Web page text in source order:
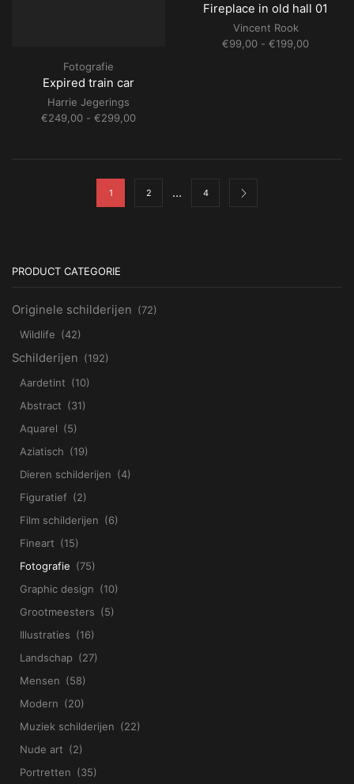
Fotografie
Expired train car
Harrie Jegerings
€249,00 - €299,00Prijsklasse:
Fireplace in old hall 01
Vincent Rook
€99,00 - €199,00
1 2 … 4
PRODUCT CATEGORIE
Originele schilderijen (72)
Wildlife (42)
Schilderijen (192)
Aardetint (10)
Abstract (31)
Aquarel (5)
Aziatisch (19)
Dieren schilderijen (4)
Figuratief (2)
Film schilderijen (6)
Fineart (15)
Fotografie (75)
Graphic design (10)
Grootmeesters (5)
Illustraties (16)
Landschap (27)
Mensen (58)
Modern (20)
Muziek schilderijen (22)
Nude art (2)
Portretten (35)